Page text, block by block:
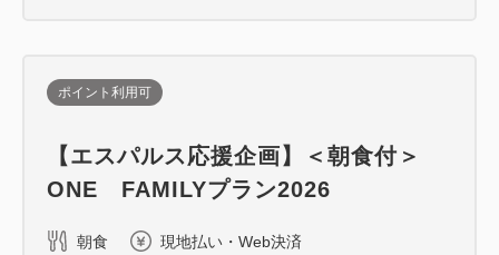
ポイント利用可
【エスパルス応援企画】＜朝食付＞
ONE FAMILYプラン2026
朝食 現地払い・Web決済